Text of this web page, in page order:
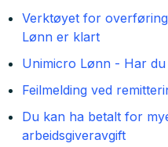
Verktøyet for
Lønn er klart
Unimicro Lønn - Har
Feilmelding ved
Du kan ha betalt for
arbeidsgiveravgift